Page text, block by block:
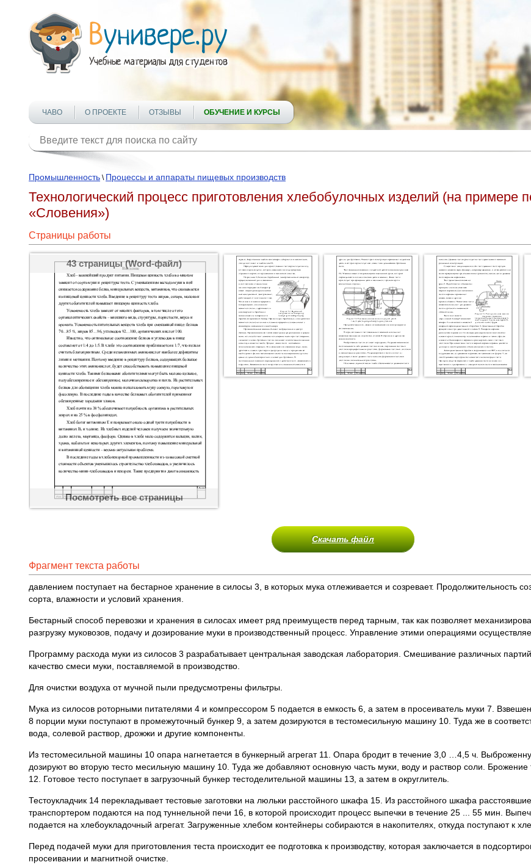
ЧАВО О ПРОЕКТЕ ОТЗЫВЫ ОБУЧЕНИЕ И КУРСЫ
Промышленность \ Процессы и аппараты пищевых производств
Технологический процесс приготовления хлебобулочных изделий (на примере
«Словения»)
Страницы работы
43 страницы (Word-файл)
Посмотреть все страницы
Скачать файл
Фрагмент текста работы
давлением поступает на бестарное хранение в силосы 3, в которых мука отлеживается и созревает. Продолжительность
сорта, влажности и условий хранения.
Бестарный способ перевозки и хранения в силосах имеет ряд преимуществ перед тарным, так как позволяет
разгрузку муковозов, подачу и дозирование муки в производственный процесс. Управление этими операциями
Программу расхода муки из силосов 3 разрабатывает центральная заводская лаборатория. Смешивание различных
качество смеси муки, поставляемой в производство.
Для очистки воздуха от мучной пыли предусмотрены фильтры.
Мука из силосов роторными питателями 4 и компрессором 5 подается в емкость 6, а затем в просеиватель муки 7.
8 порции муки поступают в промежуточный бункер 9, а затем дозируются в тестомесильную машину 10. Туда же в
вода, солевой раствор, дрожжи и другие компоненты.
Из тестомесильной машины 10 опара нагнетается в бункерный агрегат 11. Опара бродит в течение 3,0 …4,5 ч.
дозируют во вторую тесто месильную машину 10. Туда же добавляют основную часть муки, воду и раствор соли. Брожение
12. Готовое тесто поступает в загрузочный бункер тестоделительной машины 1З, а затем в округлитель.
Тестоукладчик 14 перекладывает тестовые заготовки на люльки расстойного шкафа 15. Из расстойного шкафа
транспортером подаются на под туннельной печи 16, в которой происходит процесс выпечки в течение 25 ... 55 мин.
подается на хлебоукладочный агрегат. Загруженные хлебом контейнеры собираются в накопителях, откуда поступают к
Перед подачей муки для приготовления теста происходит ее подготовка к производству, которая заключается в
просеивании и магнитной очистке.